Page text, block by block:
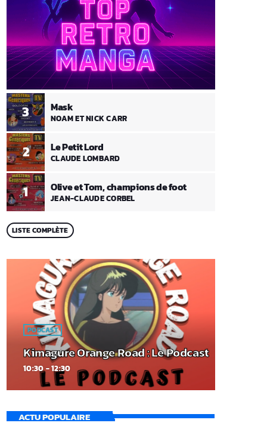
1 Olive et Tom, champions de foot
JEAN-CLAUDE CORBEL
2 Le Petit Lord
CLAUDE LOMBARD
3 Mask
NOAM ET NICK CARR
LISTE COMPLÈTE
PODCAST
Kimagure Orange Road : Le Podcast
10:30 - 12:30
ACTU POPULAIRE